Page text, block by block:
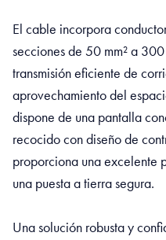
El cable incorpora
secciones de 50 mm² a
transmisión eficiente de
aprovechamiento del
dispone de una pantalla
recocido con diseño de
proporciona una excelente
una puesta a tierra segura.
Una solución robusta y